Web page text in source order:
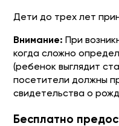
Дети до трех лет
Внимание: При
когда сложно
(ребенок выглядит
посетители должны
свидетельства о
Бесплатно